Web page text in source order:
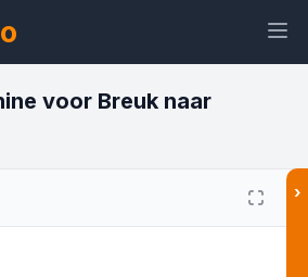
voor Breuk naar
›